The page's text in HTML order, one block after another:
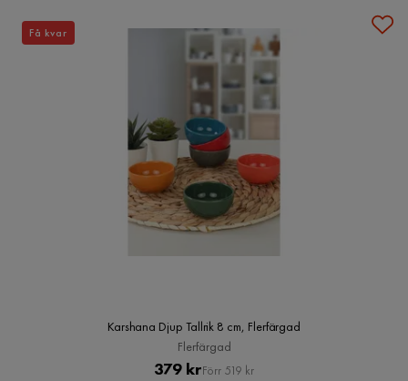
Karshana Djup Tallrik 8 cm, Flerfärgad
Flerfärgad
Pris
379 krOriginal
Förr 519 kr
Få kvar